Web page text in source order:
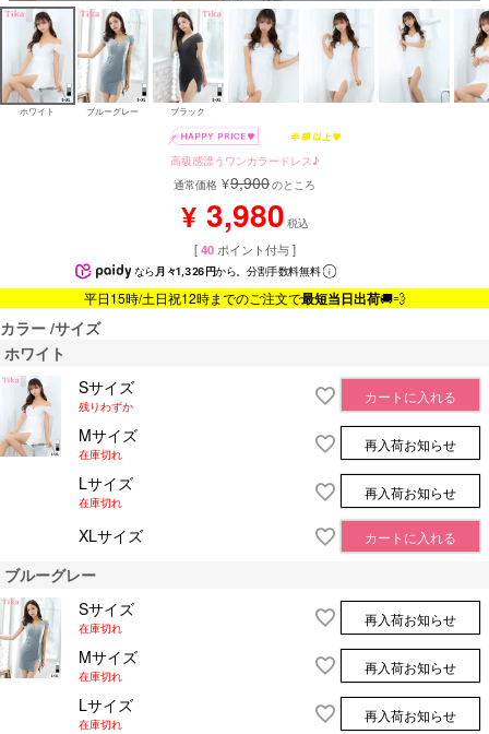
ホワイト ブルーグレー ブラック
高級感漂うワンカラードレス♪
通常価格 ¥9,900のところ
¥ 3,980 税込
[ 40 ポイント付与 ]
なら月々1,326円から。分割手数料無料
平日15時/土日祝12時までのご注文で最短当日出荷🚚💨
カラー サイズ
ホワイト
Sサイズ
残りわずか
カートに入れる
Mサイズ
在庫切れ
再入荷お知らせ
Lサイズ
在庫切れ
再入荷お知らせ
XLサイズ カートに入れる
ブルーグレー
Sサイズ
在庫切れ
再入荷お知らせ
Mサイズ
在庫切れ
再入荷お知らせ
Lサイズ
在庫切れ
再入荷お知らせ